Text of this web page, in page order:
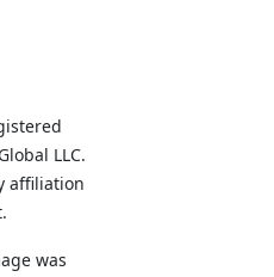
LLC.
affiliation
was